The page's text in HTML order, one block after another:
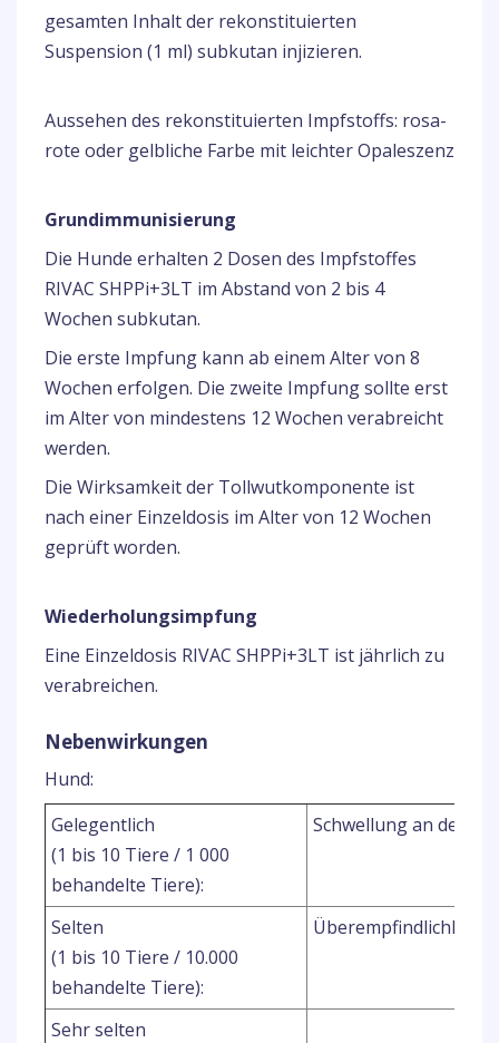
gesamten Inhalt der rekonstituierten
Suspension (1 ml) subkutan injizieren.
Aussehen des rekonstituierten Impfstoffs: rosa-
rote oder gelbliche Farbe mit leichter Opaleszenz
Grundimmunisierung
Die Hunde erhalten 2 Dosen des Impfstoffes
RIVAC SHPPi+3LT im Abstand von 2 bis 4
Wochen subkutan.
Die erste Impfung kann ab einem Alter von 8
Wochen erfolgen. Die zweite Impfung sollte erst
im Alter von mindestens 12 Wochen verabreicht
werden.
Die Wirksamkeit der Tollwutkomponente ist
nach einer Einzeldosis im Alter von 12 Wochen
geprüft worden.
Wiederholungsimpfung
Eine Einzeldosis RIVAC SHPPi+3LT ist jährlich zu
verabreichen.
Nebenwirkungen
Hund:
Gelegentlich
(1 bis 10 Tiere / 1 000
behandelte Tiere):
Schwellung an der
Selten
(1 bis 10 Tiere / 10.000
behandelte Tiere):
Sehr selten